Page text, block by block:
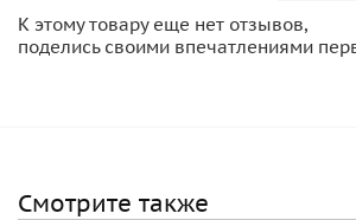
К этому товару еще нет отзывов,
поделись своими впечатлениями
Смотрите также